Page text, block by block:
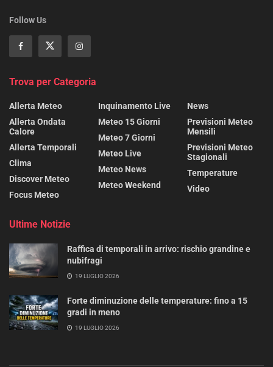
Follow Us
Trova per Categoria
Allerta Meteo
Allerta Ondata
Calore
Allerta Temporali
Clima
Discover Meteo
Focus Meteo
Inquinamento Live
Meteo 15 Giorni
Meteo 7 Giorni
Meteo Live
Meteo News
Meteo Weekend
News
Previsioni Meteo
Mensili
Previsioni Meteo
Stagionali
Temperature
Video
Ultime Notizie
Raffica di temporali in arrivo: rischio grandine e
nubifragi
19 LUGLIO 2026
Forte diminuzione delle temperature: fino a 15
gradi in meno
19 LUGLIO 2026